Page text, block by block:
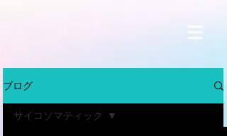
ブログ
サイコソマティック